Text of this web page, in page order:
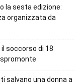
la sesta edizione:
organizzata da
soccorso di 18
salvano una donna a